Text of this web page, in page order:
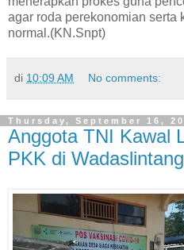
agar roda perekonomian serta
normal.(KN.Snpt)
di 10:09 AM No comments:
Thursday, September 16,
Anggota TNI Kawal
PKK di Wadaslintang